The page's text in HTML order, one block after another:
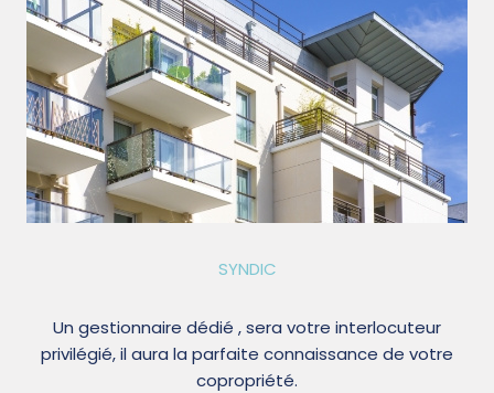
SYNDIC
Un gestionnaire dédié , sera votre interlocuteur
privilégié, il aura la parfaite connaissance de votre
copropriété.